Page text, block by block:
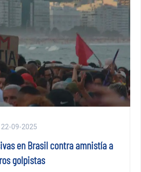
22-09-2025
en Brasil contra amnistía a
golpistas